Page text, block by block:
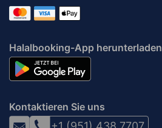
Halalbooking-App herunterladen
Kontaktieren Sie uns